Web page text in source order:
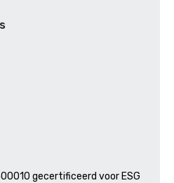
gecertificeerd voor ESG